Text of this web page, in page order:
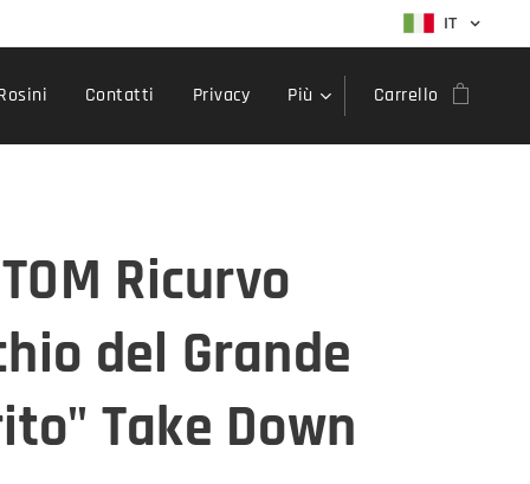
IT
Contatti Privacy Più Carrello
Ricurvo
del Grande
Take Down